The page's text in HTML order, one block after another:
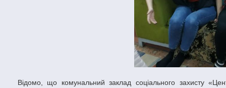
Відомо, що комунальний заклад соціального захисту «Центр соціальної підтримки дітей “Довіра”» на вул. Тополиній, 33, як тепер